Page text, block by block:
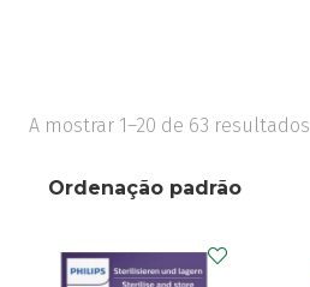
A mostrar 1–20 de 63 resultados